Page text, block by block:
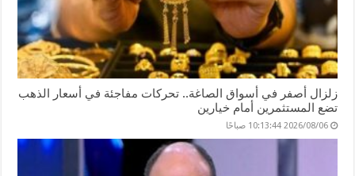
زلزال أصفر في أسواق الصاغة.. تحركات مفاجئة في أسعار الذهب
تضع المستثمرين أمام خيارين
2026/08/06 10:13:44 صباحًا